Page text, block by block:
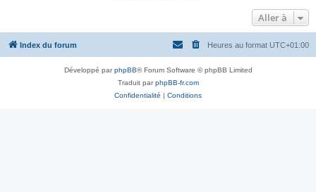
Aller à
Index du forum Heures au format UTC+01:00
Développé parphpBB® Forum Software © phpBB Limited
Traduit parphpBB-fr.com
Confidentialité | Conditions